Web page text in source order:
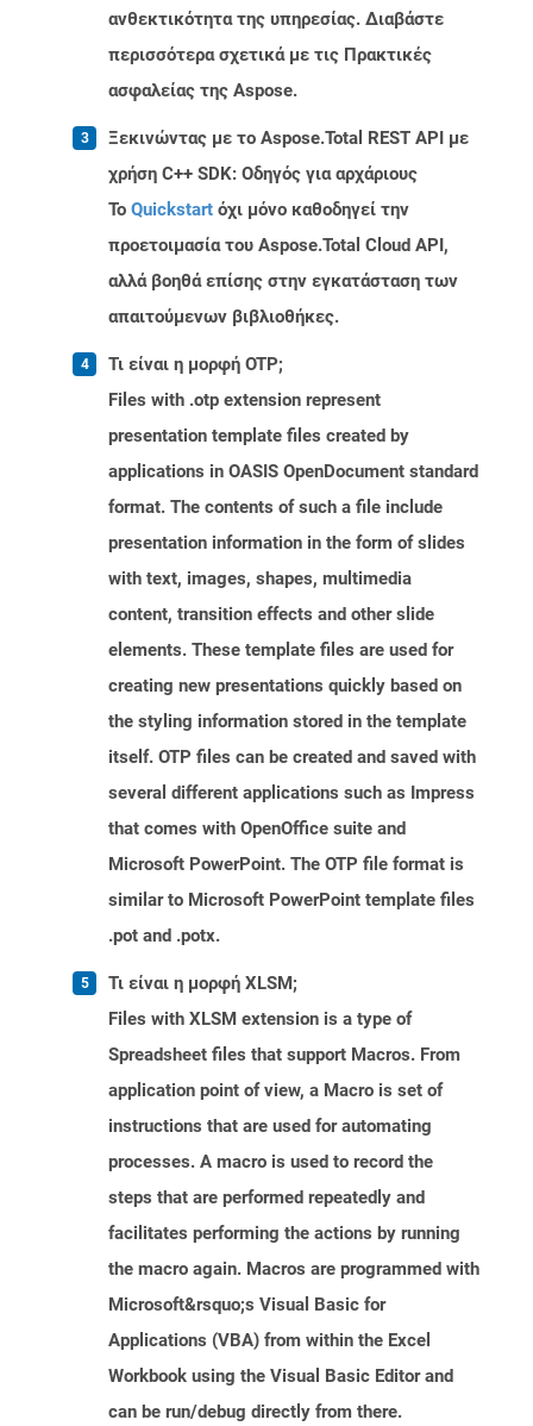
ανθεκτικότητα της υπηρεσίας. Διαβάστε
περισσότερα σχετικά με τις Πρακτικές
ασφαλείας της Aspose.
Ξεκινώντας με το Aspose.Total REST API με
χρήση C++ SDK: Οδηγός για αρχάριους
Το Quickstart όχι μόνο καθοδηγεί την
προετοιμασία του Aspose.Total Cloud API,
αλλά βοηθά επίσης στην εγκατάσταση των
απαιτούμενων βιβλιοθήκες.
Τι είναι η μορφή OTP;
Files with .otp extension represent
presentation template files created by
applications in OASIS OpenDocument standard
format. The contents of such a file include
presentation information in the form of slides
with text, images, shapes, multimedia
content, transition effects and other slide
elements. These template files are used for
creating new presentations quickly based on
the styling information stored in the template
itself. OTP files can be created and saved with
several different applications such as Impress
that comes with OpenOffice suite and
Microsoft PowerPoint. The OTP file format is
similar to Microsoft PowerPoint template files
.pot and .potx.
Τι είναι η μορφή XLSM;
Files with XLSM extension is a type of
Spreadsheet files that support Macros. From
application point of view, a Macro is set of
instructions that are used for automating
processes. A macro is used to record the
steps that are performed repeatedly and
facilitates performing the actions by running
the macro again. Macros are programmed with
Microsoft&rsquo;s Visual Basic for
Applications (VBA) from within the Excel
Workbook using the Visual Basic Editor and
can be run/debug directly from there.